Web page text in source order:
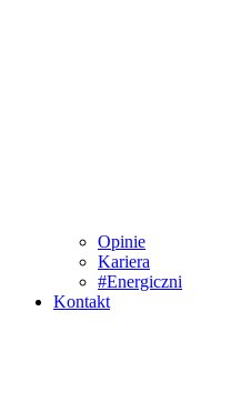
Opinie
Kariera
#Energiczni
Kontakt